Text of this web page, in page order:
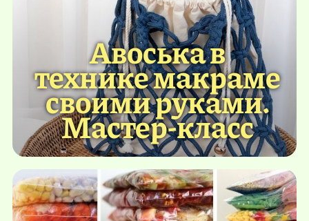
Авоська в
технике макраме
своими руками.
Мастер-класс